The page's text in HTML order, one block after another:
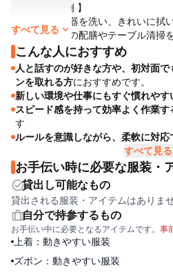
【 仕事内容 例 】
使用済みの食器を洗い、きれいに拭
レストランでの配膳やテーブル清掃
施設の庭や周囲の草を刈ったりします
ロビーや共用部の清掃、ガラス窓の
ワークショップ用の道具や資料を準
共用設備の清掃とキャンプサイトの
その他のお手伝い
▼▼▼ ※以下の注意内容も必要に応
仕事の内容につきましては、予約の
などにより、休日の日数や作業内容
ございます。変更の際は現場でご相
で、あらかじめご理解のうえお申し
★初日のオリエンテーションは賃金
け参加をお願いいたします。
すべて見る expand_more
こんな人におすすめ
人と話すのが好きな方や、初対面
ンを取れる方におすすめです。
新しい環境や仕事にもすぐ慣れやす
スピード感を持って効率よく作業
す
ルールを意識しながら、柔軟に対応
すべて見る
お手伝い時に必要な服装・
task_alt貸出し可能なもの
貸出される服装・アイテムはありませ
trip自分で持参するもの
お手伝い中に必要となるアイテムです。 事
上着：動きやすい服装
ズボン：動きやすい服装